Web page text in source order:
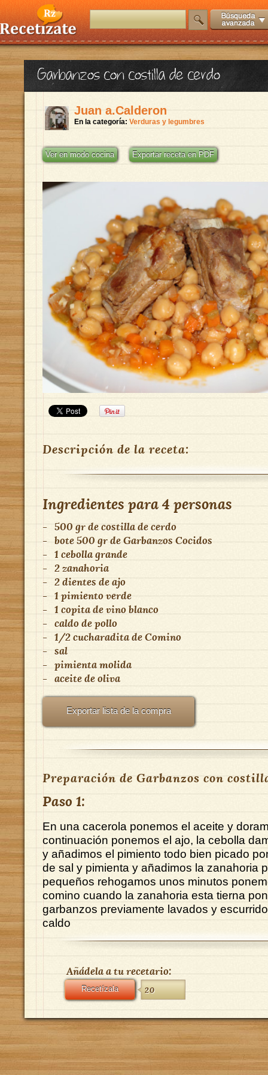
Garbanzos con costilla de cerdo
Juan a.Calderon
En la categoría: Verduras y legumbres
Ver en modo cocina Exportar receta en PDF
Descripción de la receta:
Ingredientes para4 personas
- 500 grdecostilla de cerdo
- bote 500 grdeGarbanzos Cocidos
- 1 cebolla grande
- 2zanahoria
- 2 dientesdeajo
- 1 pimiento verde
- 1 copitadevino blanco
- caldo de pollo
- 1/2 cucharaditadeComino
- sal
- pimienta molida
- aceite de oliva
Exportar lista de la compra
Preparación de Garbanzos con
Paso 1:
En una cacerola ponemos el aceite y
continuación ponemos el ajo, la cebolla
y añadimos el pimiento todo bien picado
de sal y pimienta y añadimos la zanahoria
pequeños rehogamos unos minutos
comino cuando la zanahoria esta tierna
garbanzos previamente lavados y
caldo
Añádela a tu recetario:
Recetízala 20